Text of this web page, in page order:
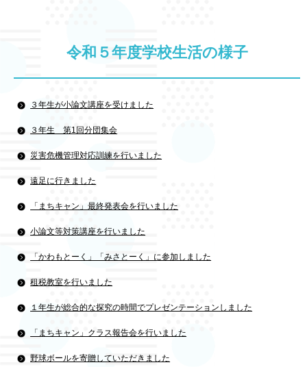
令和５年度学校生活の様子
３年生が小論文講座を受けました
３年生 第1回分団集会
災害危機管理対応訓練を行いました
遠足に行きました
「まちキャン」最終発表会を行いました
小論文等対策講座を行いました
「かわもとーく」「みさとーく」に参加しました
租税教室を行いました
１年生が総合的な探究の時間でプレゼンテーションしました
「まちキャン」クラス報告会を行いました
野球ボールを寄贈していただきました